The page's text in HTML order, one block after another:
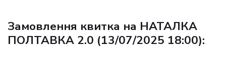
Замовлення квитка на НАТАЛКА
ПОЛТАВКА 2.0 (13/07/2025 18:00):